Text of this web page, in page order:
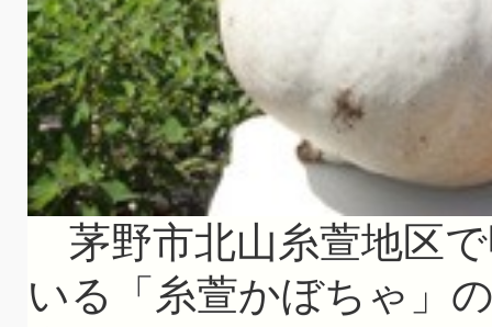
茅野市北山糸萱地区
いる「糸萱かぼちゃ」